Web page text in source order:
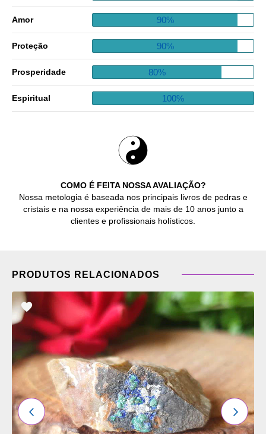
COMO É FEITA NOSSA AVALIAÇÃO?
Nossa metologia é baseada nos principais livros de pedras e
cristais e na nossa experiência de mais de 10 anos junto a
clientes e profissionais holísticos.
Amor 90%
Proteção 90%
Prosperidade 80%
Espiritual 100%
PRODUTOS RELACIONADOS
OS
FAVORITOS
ANTERIOR